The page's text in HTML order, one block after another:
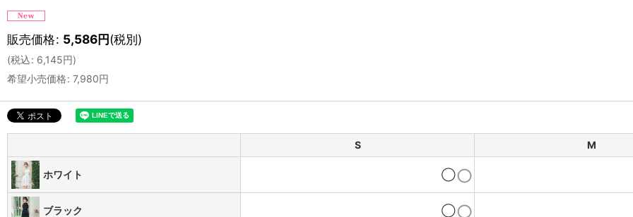
販売価格: 5,586円(税別)
(税込: 6,145円)
希望小売価格: 7,980円
S M
ホワイト ◯
ブラック ◯